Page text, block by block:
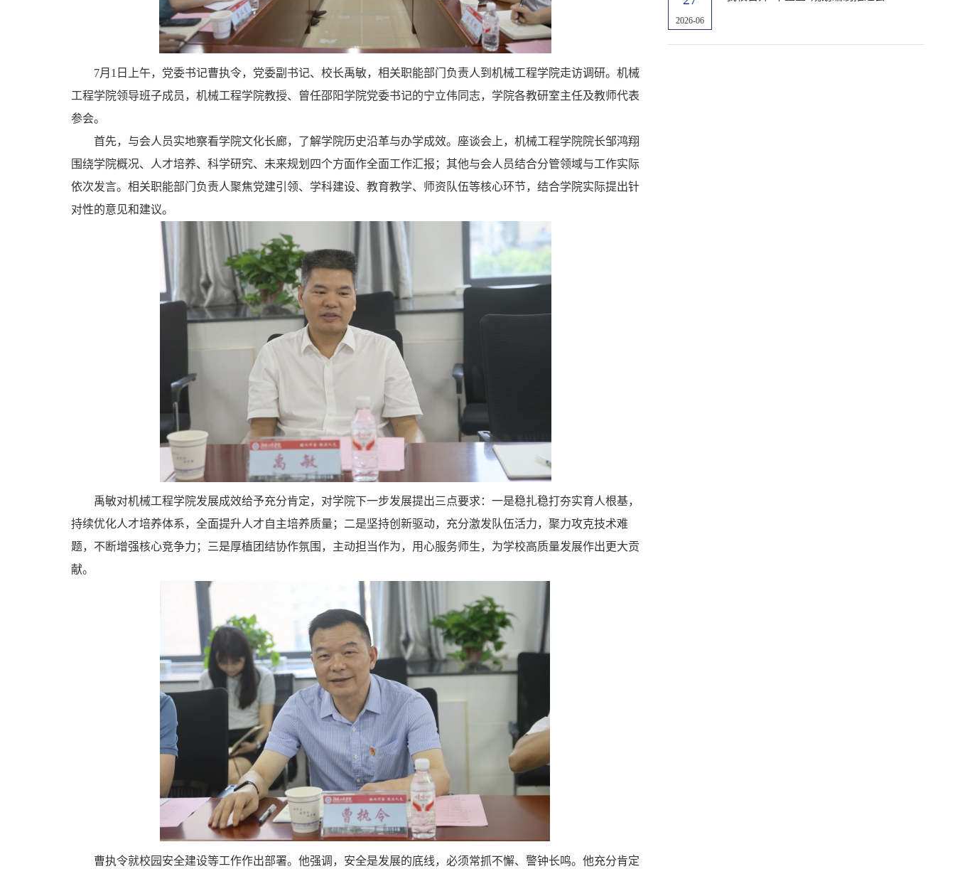
7月1日上午，党委书记曹执令，党委副书记、校长禹敏，相关职能部门负责人到机械工程学院走访调研。机械
工程学院领导班子成员，机械工程学院教授、曾任邵阳学院党委书记的宁立伟同志，学院各教研室主任及教师代表
参会。
首先，与会人员实地察看学院文化长廊，了解学院历史沿革与办学成效。座谈会上，机械工程学院院长邹鸿翔
围绕学院概况、人才培养、科学研究、未来规划四个方面作全面工作汇报；其他与会人员结合分管领域与工作实际
依次发言。相关职能部门负责人聚焦党建引领、学科建设、教育教学、师资队伍等核心环节，结合学院实际提出针
对性的意见和建议。
禹敏对机械工程学院发展成效给予充分肯定，对学院下一步发展提出三点要求：一是稳扎稳打夯实育人根基，
持续优化人才培养体系，全面提升人才自主培养质量；二是坚持创新驱动，充分激发队伍活力，聚力攻克技术难
题，不断增强核心竞争力；三是厚植团结协作氛围，主动担当作为，用心服务师生，为学校高质量发展作出更大贡
献。
曹执令就校园安全建设等工作作出部署。他强调，安全是发展的底线，必须常抓不懈、警钟长鸣。他充分肯定
2026-06